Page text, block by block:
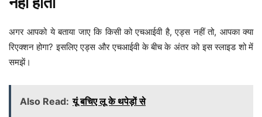
अगर आपको ये बताया जाए कि किसी को एचआईवी है, एड्स नहीं तो, आपका क्या
रिएक्शन होगा? इसलिए एड्स और एचआईवी के बीच के अंतर को इस स्लाइड शो में
समझें।
Also Read: यूं बचिए लू के थपेड़ों से